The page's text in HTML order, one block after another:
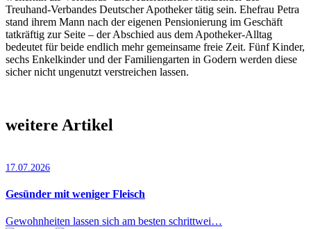
Treuhand-Verbandes Deutscher Apotheker tätig sein. Ehefrau Petra
stand ihrem Mann nach der eigenen Pensionierung im Geschäft
tatkräftig zur Seite – der Abschied aus dem Apotheker-Alltag
bedeutet für beide endlich mehr gemeinsame freie Zeit. Fünf Kinder,
sechs Enkelkinder und der Familiengarten in Godern werden diese
sicher nicht ungenutzt verstreichen lassen.
weitere Artikel
17.07.2026
Gesünder mit weniger Fleisch
Gewohnheiten lassen sich am besten schrittwei…